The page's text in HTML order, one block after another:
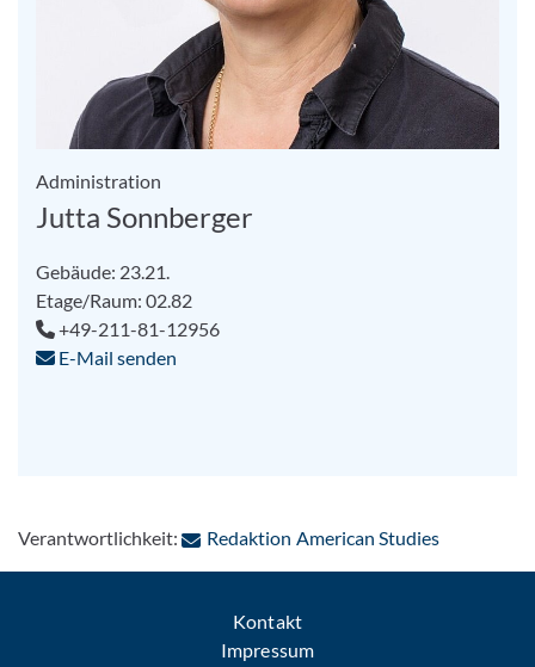
Administration
Jutta Sonnberger
Gebäude: 23.21.
Etage/Raum: 02.82
+49-211-81-12956
E-Mail senden
Verantwortlichkeit: Redaktion American Studies: Per E-
Kontakt
Impressum